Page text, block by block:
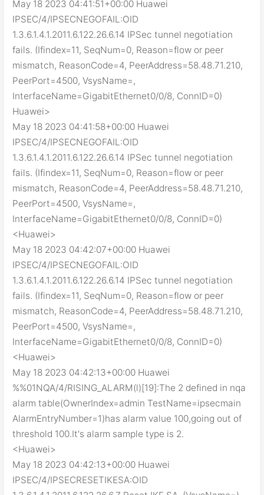
May 18 2023 04:41:51+00:00 Huawei
IPSEC/4/IPSECNEGOFAIL:OID
1.3.6.1.4.1.2011.6.122.26.6.14 IPSec tunnel negotiation
fails. (Ifindex=11, SeqNum=0, Reason=flow or peer
mismatch, ReasonCode=4, PeerAddress=58.48.71.210,
PeerPort=4500, VsysName=,
InterfaceName=GigabitEthernet0/0/8, ConnID=0)
Huawei>
May 18 2023 04:41:58+00:00 Huawei
IPSEC/4/IPSECNEGOFAIL:OID
1.3.6.1.4.1.2011.6.122.26.6.14 IPSec tunnel negotiation
fails. (Ifindex=11, SeqNum=0, Reason=flow or peer
mismatch, ReasonCode=4, PeerAddress=58.48.71.210,
PeerPort=4500, VsysName=,
InterfaceName=GigabitEthernet0/0/8, ConnID=0)
<Huawei>
May 18 2023 04:42:07+00:00 Huawei
IPSEC/4/IPSECNEGOFAIL:OID
1.3.6.1.4.1.2011.6.122.26.6.14 IPSec tunnel negotiation
fails. (Ifindex=11, SeqNum=0, Reason=flow or peer
mismatch, ReasonCode=4, PeerAddress=58.48.71.210,
PeerPort=4500, VsysName=,
InterfaceName=GigabitEthernet0/0/8, ConnID=0)
<Huawei>
May 18 2023 04:42:13+00:00 Huawei
%%01NQA/4/RISING_ALARM(l)[19]:The 2 defined in nqa
alarm table(OwnerIndex=admin TestName=ipsecmain
AlarmEntryNumber=1)has alarm value 100,going out of
threshold 100.It's alarm sample type is 2.
<Huawei>
May 18 2023 04:42:13+00:00 Huawei
IPSEC/4/IPSECRESETIKESA:OID